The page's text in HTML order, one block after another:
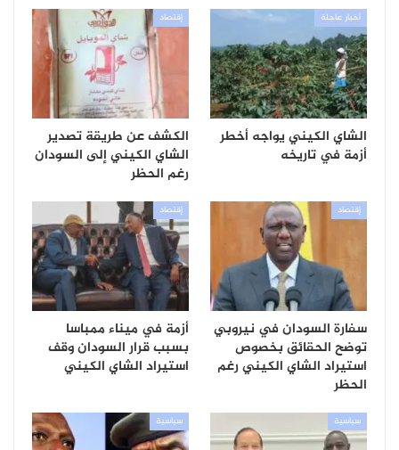
أخبار عاجلة
الشاي الكيني يواجه أخطر
أزمة في تاريخه
إقتصاد
الكشف عن طريقة تصدير
الشاي الكيني إلى السودان
رغم الحظر
إقتصاد
سفارة السودان في نيروبي
توضح الحقائق بخصوص
استيراد الشاي الكيني رغم
الحظر
إقتصاد
أزمة في ميناء ممباسا
بسبب قرار السودان وقف
استيراد الشاي الكيني
سياسية سياسية